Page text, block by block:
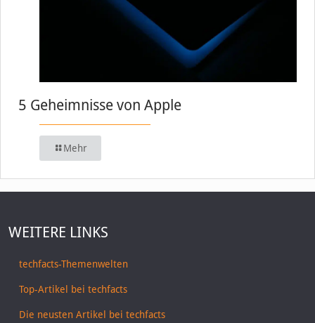
5 Geheimnisse von Apple
Mehr
WEITERE LINKS
techfacts-Themenwelten
Top-Artikel bei techfacts
Die neusten Artikel bei techfacts